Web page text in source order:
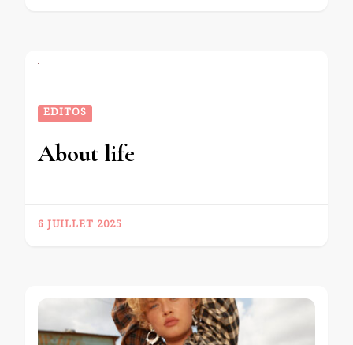
EDITOS
About life
6 JUILLET 2025